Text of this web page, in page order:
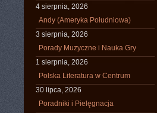
4 sierpnia, 2026
Andy (Ameryka Południowa)
3 sierpnia, 2026
Porady Muzyczne i Nauka Gry
1 sierpnia, 2026
Polska Literatura w Centrum
30 lipca, 2026
Poradniki i Pielęgnacja